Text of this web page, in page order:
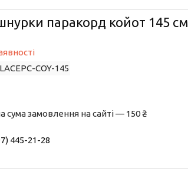
паракорд койот 145 см
COY-145
сума замовлення на сайті — 150 ₴
445-21-28